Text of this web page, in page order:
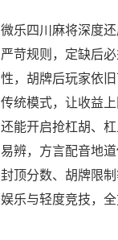
微乐四川麻将深度
严苛规则，定缺后
性，胡牌后玩家依
传统模式，让收益
还能开启抢杠胡、
易辨，方言配音地
封顶分数、胡牌限
娱乐与轻度竞技，